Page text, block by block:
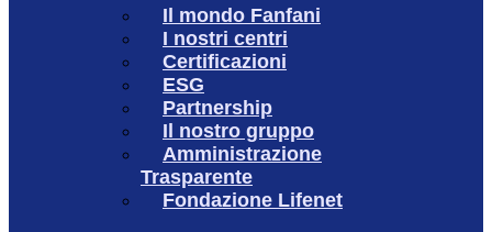
Il mondo Fanfani
I nostri centri
Certificazioni
ESG
Partnership
Il nostro gruppo
Amministrazione
Trasparente
Fondazione Lifenet